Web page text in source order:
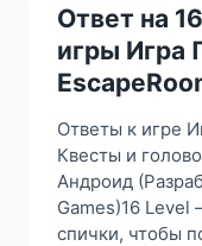
25
УРОВЕНЬ
ИГРЫ
ИГРА
ПОБЕГ
КОМНАТЫ
—
Ответ на
игры Игра
Ответы к игре
Квесты и
Андроид
Games)16 Level
спички, чтобы